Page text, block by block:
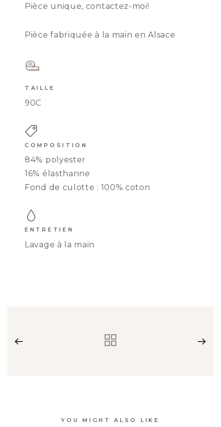
Pièce unique, contactez-moi!
Pièce fabriquée à la main en Alsace
TAILLE
90C
COMPOSITION
84% polyester
16% élasthanne
Fond de culotte : 100% coton
ENTRETIEN
Lavage à la main
YOU MIGHT ALSO LIKE